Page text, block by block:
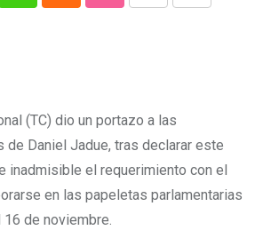
(TC) dio un portazo a las
Daniel Jadue, tras declarar este
inadmisible el requerimiento con el
en las papeletas parlamentarias
de noviembre.